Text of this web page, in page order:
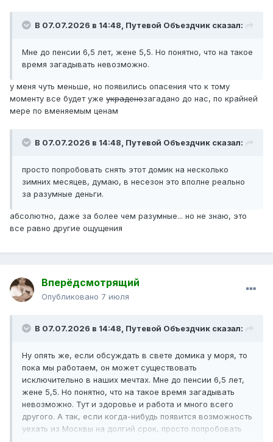
В 07.07.2026 в 14:48, Путевой Объездчик сказал:
Мне до пенсии 6,5 лет, жене 5,5. Но понятно, что на такое
время загадывать невозможно.
у меня чуть меньше, но появились опасения что к тому
моменту все будет уже украденозагадано до нас, по крайней
мере по вменяемым ценам
В 07.07.2026 в 14:48, Путевой Объездчик сказал:
просто попробовать снять этот домик на несколько
зимних месяцев, думаю, в несезон это вполне реально
за разумные деньги.
абсолютно, даже за более чем разумные... но не знаю, это
все равно другие ощущения
Вперёдсмотрящий
Опубликовано 7 июля
В 07.07.2026 в 14:48, Путевой Объездчик сказал:
Ну опять же, если обсуждать в свете домика у моря, то
пока мы работаем, он может существовать
исключительно в наших мечтах. Мне до пенсии 6,5 лет,
жене 5,5. Но понятно, что на такое время загадывать
невозможно. Тут и здоровье и работа и много всего
другого. А так, если когда-нибудь появится возможность
уехать из Москвы на долгий срок, просто попробовать